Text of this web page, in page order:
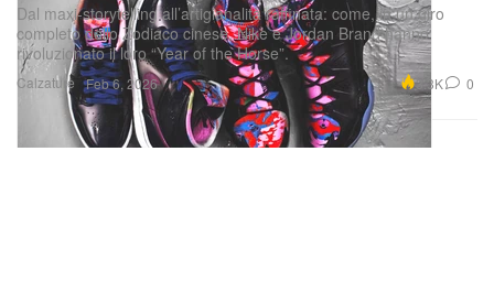
Calzature
Dal maxi-storytelling all’artigianalità raffinata: come, in un giro
completo dello Zodiaco cinese, Nike e Jordan Brand hanno
rivoluzionato il loro “Year of the Horse”.
Feb 6, 2026 3.3K 0